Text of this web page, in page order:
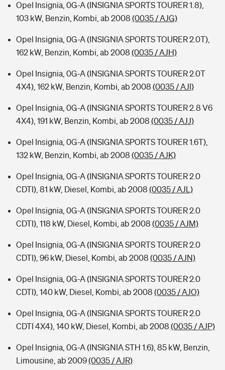
Opel Insignia, 0G-A (INSIGNIA SPORTS TOURER 1.8),
103 kW, Benzin, Kombi, ab 2008 (0035 / AJG)
Opel Insignia, 0G-A (INSIGNIA SPORTS TOURER 2.0T),
162 kW, Benzin, Kombi, ab 2008 (0035 / AJH)
Opel Insignia, 0G-A (INSIGNIA SPORTS TOURER 2.0T
4X4), 162 kW, Benzin, Kombi, ab 2008 (0035 / AJI)
Opel Insignia, 0G-A (INSIGNIA SPORTS TOURER 2.8 V6
4X4), 191 kW, Benzin, Kombi, ab 2008 (0035 / AJJ)
Opel Insignia, 0G-A (INSIGNIA SPORTS TOURER 1.6T),
132 kW, Benzin, Kombi, ab 2008 (0035 / AJK)
Opel Insignia, 0G-A (INSIGNIA SPORTS TOURER 2.0
CDTI), 81 kW, Diesel, Kombi, ab 2008 (0035 / AJL)
Opel Insignia, 0G-A (INSIGNIA SPORTS TOURER 2.0
CDTI), 118 kW, Diesel, Kombi, ab 2008 (0035 / AJM)
Opel Insignia, 0G-A (INSIGNIA SPORTS TOURER 2.0
CDTI), 96 kW, Diesel, Kombi, ab 2008 (0035 / AJN)
Opel Insignia, 0G-A (INSIGNIA SPORTS TOURER 2.0
CDTI), 140 kW, Diesel, Kombi, ab 2008 (0035 / AJO)
Opel Insignia, 0G-A (INSIGNIA SPORTS TOURER 2.0
CDTI 4X4), 140 kW, Diesel, Kombi, ab 2008 (0035 / AJP)
Opel Insignia, 0G-A (INSIGNIA STH 1.6), 85 kW, Benzin,
Limousine, ab 2009(0035 / AJR)